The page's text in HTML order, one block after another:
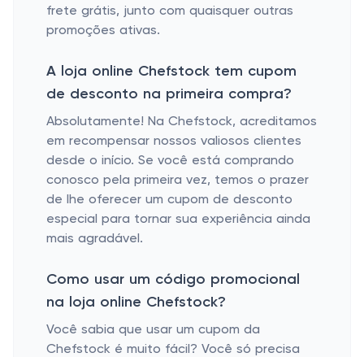
frete grátis, junto com quaisquer outras
promoções ativas.
A loja online Chefstock tem cupom
de desconto na primeira compra?
Absolutamente! Na Chefstock, acreditamos
em recompensar nossos valiosos clientes
desde o início. Se você está comprando
conosco pela primeira vez, temos o prazer
de lhe oferecer um cupom de desconto
especial para tornar sua experiência ainda
mais agradável.
Como usar um código promocional
na loja online Chefstock?
Você sabia que usar um cupom da
Chefstock é muito fácil? Você só precisa